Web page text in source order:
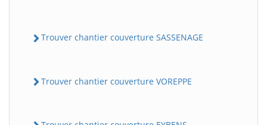
Trouver chantier couverture SASSENAGE
Trouver chantier couverture VOREPPE